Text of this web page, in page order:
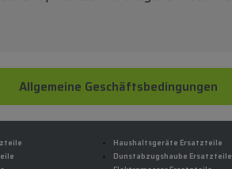
Allgemeine Geschäftsbedingungen
Haushaltsgeräte Ersatzteile
Dunstabzugshaube Ersatzteile